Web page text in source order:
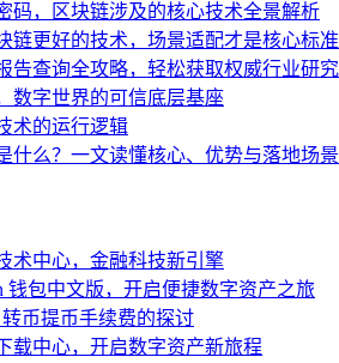
码，区块链涉及的核心技术全景解析
链更好的技术，场景适配才是核心标准
告查询全攻略，轻松获取权威行业研
数字世界的可信底层基座
术的运行逻辑
什么？一文读懂核心、优势与落地场景
术中心，金融科技新引擎
钱包中文版，开启便捷数字资产之旅
币提币手续费的探讨
载中心，开启数字资产新旅程